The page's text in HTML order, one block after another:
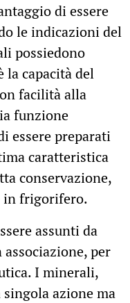
di essere
le indicazioni del
possiedono
la capacità del
facilità alla
funzione
essere preparati
caratteristica
conservazione,
in frigorifero.
assunti da
per
I minerali,
azione ma